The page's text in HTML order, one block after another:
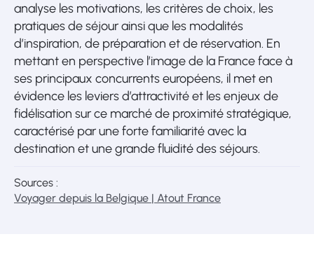
analyse les motivations, les critères de choix, les
pratiques de séjour ainsi que les modalités
d’inspiration, de préparation et de réservation. En
mettant en perspective l’image de la France face à
ses principaux concurrents européens, il met en
évidence les leviers d’attractivité et les enjeux de
fidélisation sur ce marché de proximité stratégique,
caractérisé par une forte familiarité avec la
destination et une grande fluidité des séjours.
Sources :
Voyager depuis la Belgique | Atout France